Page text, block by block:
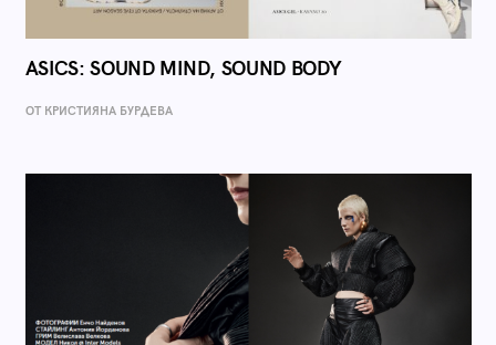
ASICS: SOUND MIND, SOUND BODY
ОТ КРИСТИЯНА БУРДЕВА